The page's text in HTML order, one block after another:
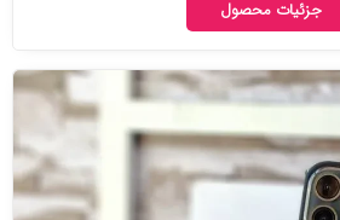
جزئیات محصول